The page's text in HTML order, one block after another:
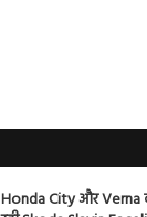
Honda City और Verna